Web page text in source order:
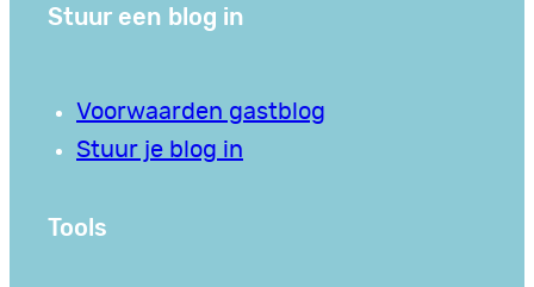
Stuur een blog in
Voorwaarden gastblog
Stuur je blog in
Tools